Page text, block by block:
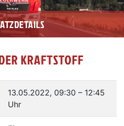
KRAFTSTOFF
13.05.2022, 09:30 – 12:45
Uhr